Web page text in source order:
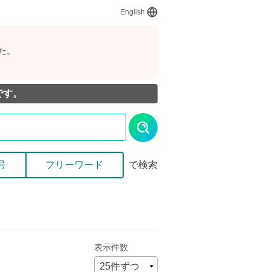
English
。
。
フリーワード で検索
表示件数